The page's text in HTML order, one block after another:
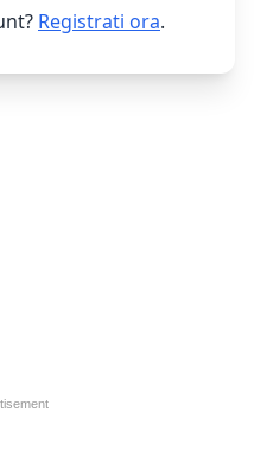
Registrati ora.